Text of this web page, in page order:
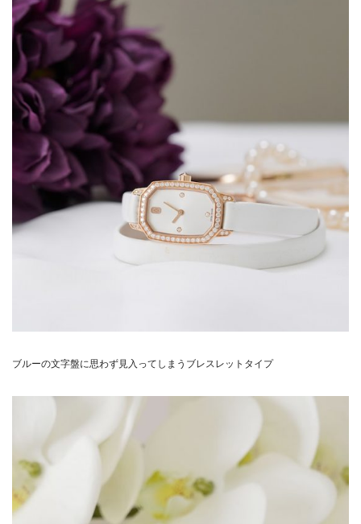
ブルーの文字盤に思わず見入ってしまうブレスレットタイプ